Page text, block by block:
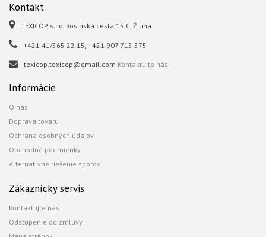
Kontakt
TEXICOP, s.r.o. Rosinská cesta 15 C, Žilina
+421 41/565 22 15, +421 907 715 575
texicop.texicop@gmail.com Kontaktujte nás
Informácie
O nás
Doprava tovaru
Ochrana osobných údajov
Obchodné podmienky
Alternatívne riešenie sporov
Zákaznícky servis
Kontaktujte nás
Odstúpenie od zmluvy